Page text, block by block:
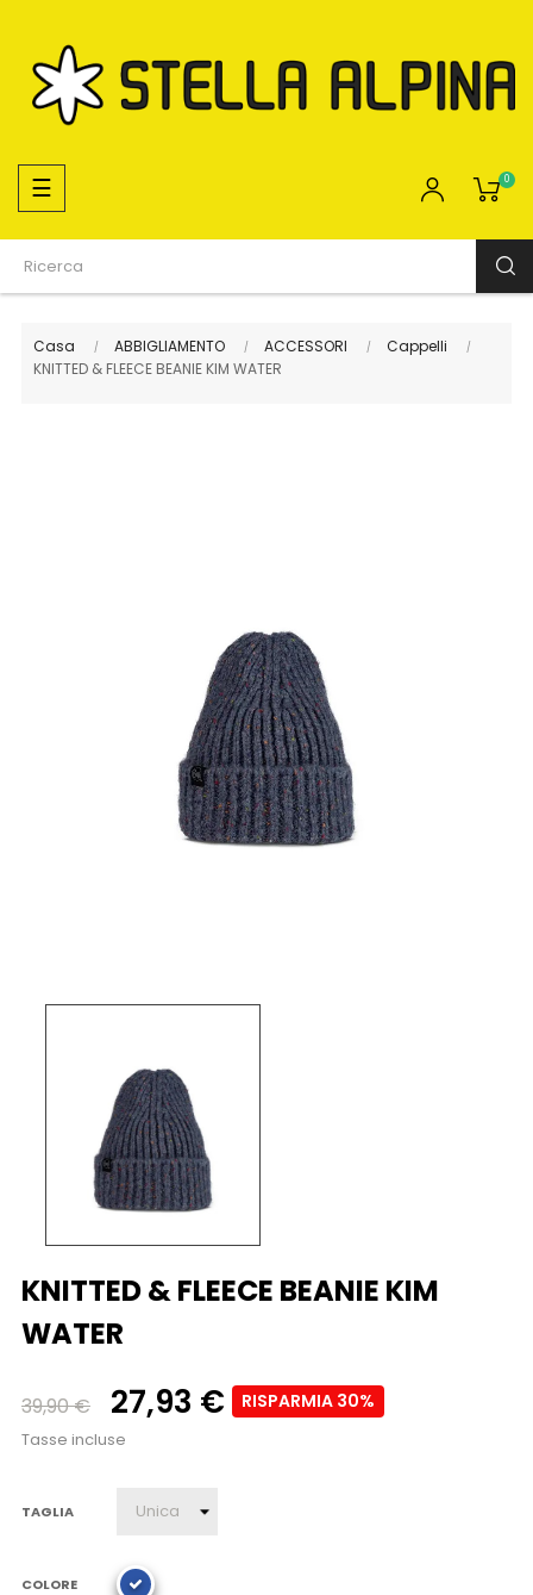
navigazione
Toggle
☰ 0
Casa ABBIGLIAMENTO ACCESSORI
Cappelli
KNITTED & FLEECE BEANIE KIM WATER
KNITTED & FLEECE BEANIE KIM
WATER
39,90 € 27,93 € RISPARMIA 30%
Tasse incluse
TAGLIA
COLORE